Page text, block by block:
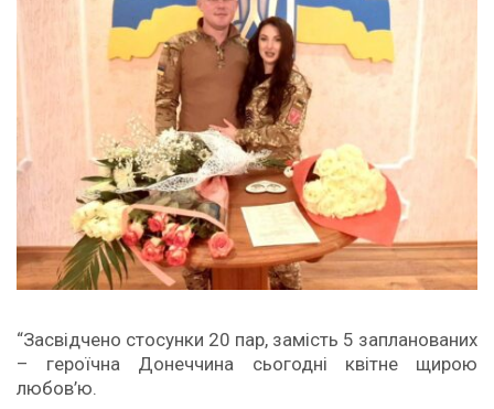
“Засвідчено стосунки 20 пар, замість 5 запланованих
– героїчна Донеччина сьогодні квітне щирою
любов’ю.